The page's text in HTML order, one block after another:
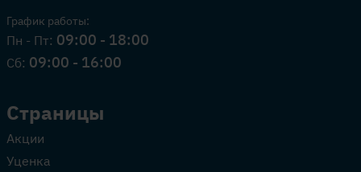
График работы:
Пн - Пт: 09:00 - 18:00
Сб: 09:00 - 16:00
Страницы
Акции
Уценка